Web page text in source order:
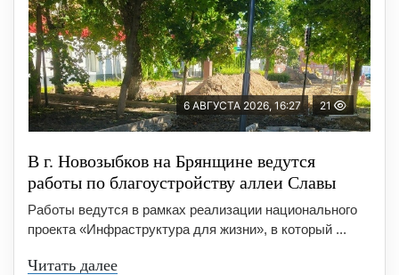
6 АВГУСТА 2026, 16:27 21
В г. Новозыбков на Брянщине ведутся
работы по благоустройству аллеи Славы
Работы ведутся в рамках реализации национального
проекта «Инфраструктура для жизни», в который ...
Читать далее